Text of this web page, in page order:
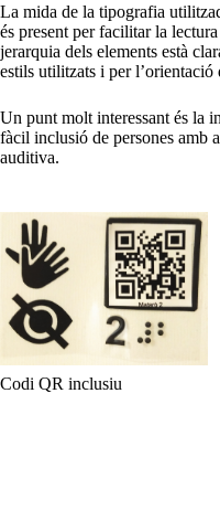
La mida de la tipografia
és present per facilitar la
jerarquia dels elements està
estils utilitzats i per l’orientació
Un punt molt interessant és la
fàcil inclusió de persones amb
auditiva.
Codi QR inclusiu